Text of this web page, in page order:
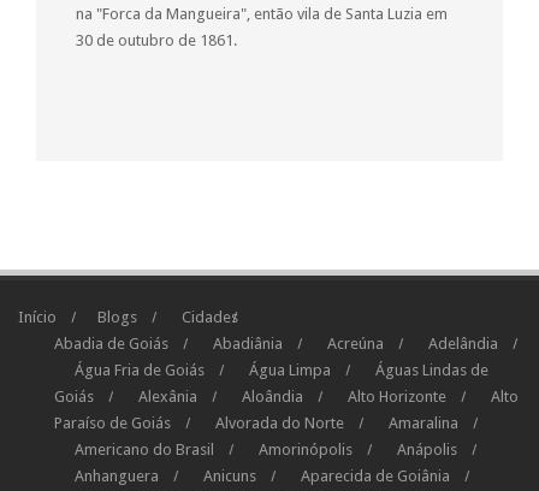
na "Forca da Mangueira", então vila de Santa Luzia em
30 de outubro de 1861.
Início Blogs
Cidades
Abadia de Goiás
Abadiânia Acreúna
Adelândia
Água Fria de Goiás
Água Limpa
Águas Lindas de
Goiás
Alexânia Aloândia Alto Horizonte
Alto
Paraíso de Goiás
Alvorada do Norte
Amaralina
Americano do Brasil
Amorinópolis
Anápolis
Anhanguera
Anicuns
Aparecida de Goiânia